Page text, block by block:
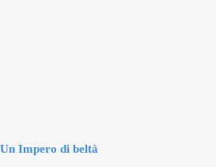
Un Impero di beltà